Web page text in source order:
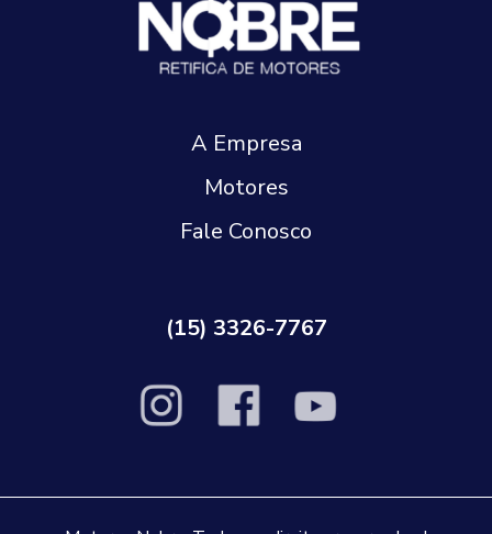
A Empresa
Motores
Fale Conosco
(15) 3326-7767